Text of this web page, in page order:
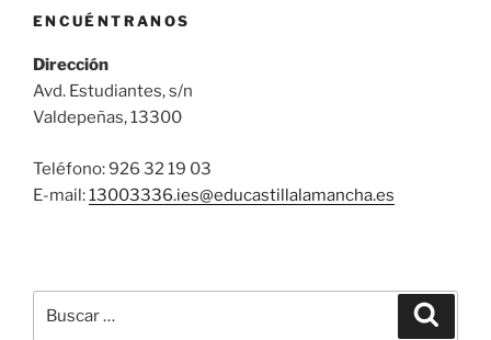
ENCUÉNTRANOS
Dirección
Avd. Estudiantes, s/n
Valdepeñas, 13300
Teléfono: 926 32 19 03
E-mail:13003336.ies@educastillalamancha.es
por: